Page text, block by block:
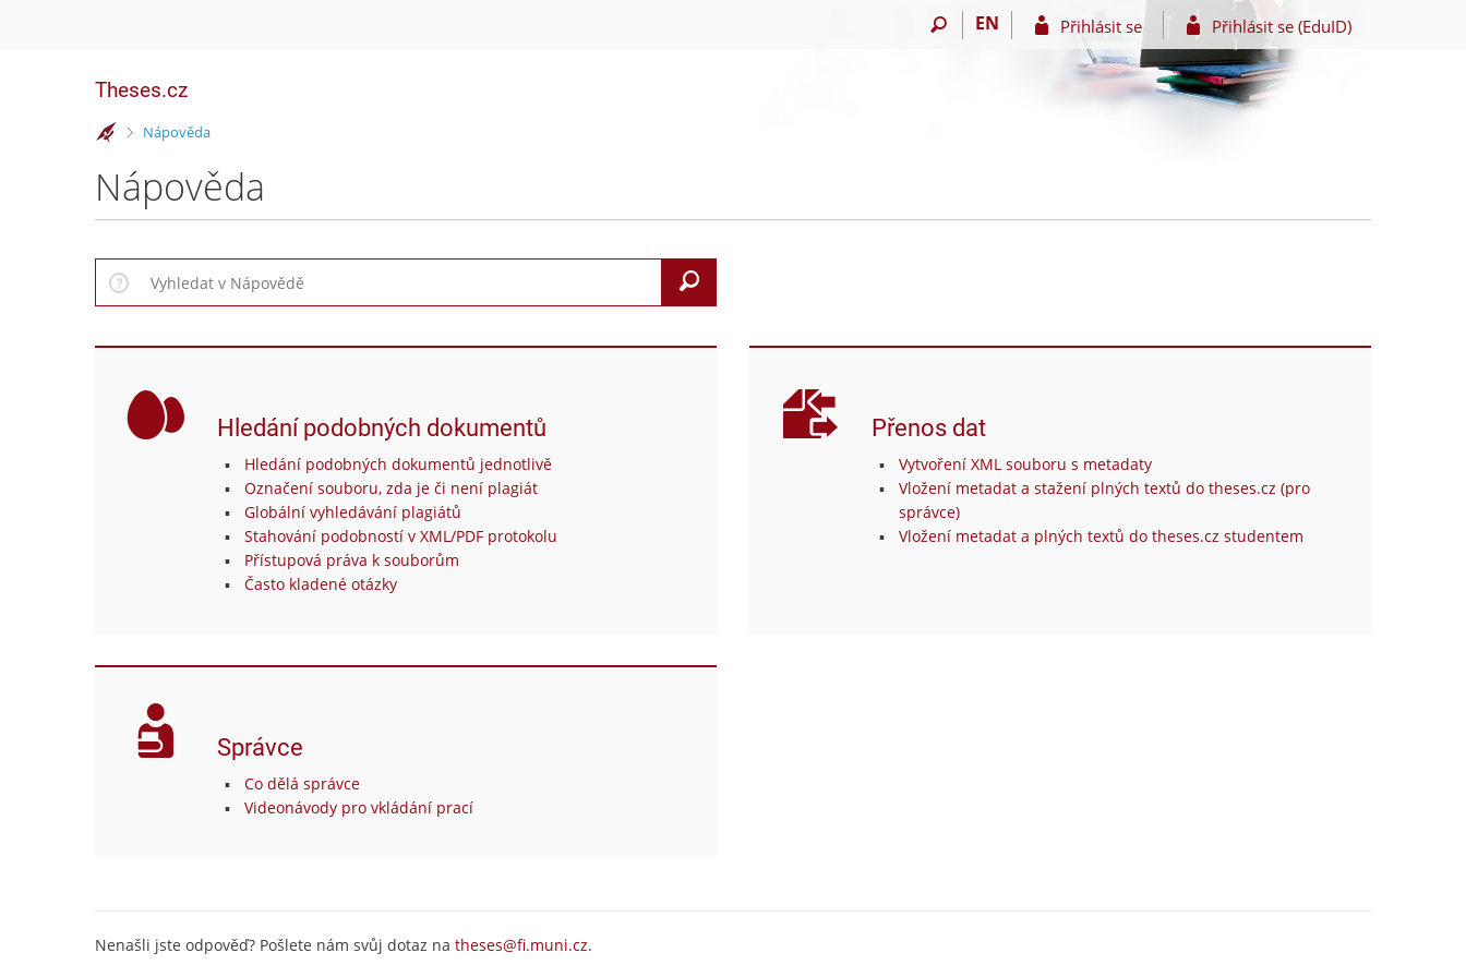
EN Přihlásit se Přihlásit se (EduID)
Theses.cz
>Nápověda
Nápověda
Hledání podobných dokumentů
Hledání podobných dokumentů jednotlivě
Označení souboru, zda je či není plagiát
Globální vyhledávání plagiátů
Stahování podobností v XML/PDF protokolu
Přístupová práva k souborům
Často kladené otázky
Přenos dat
Vytvoření XML souboru s metadaty
Vložení metadat a stažení plných textů do theses.cz (pro
správce)
Vložení metadat a plných textů do theses.cz studentem
Správce
Co dělá správce
Videonávody pro vkládání prací
Nenašli jste odpověď? Pošlete nám svůj dotaz na theses@fi.muni.cz.